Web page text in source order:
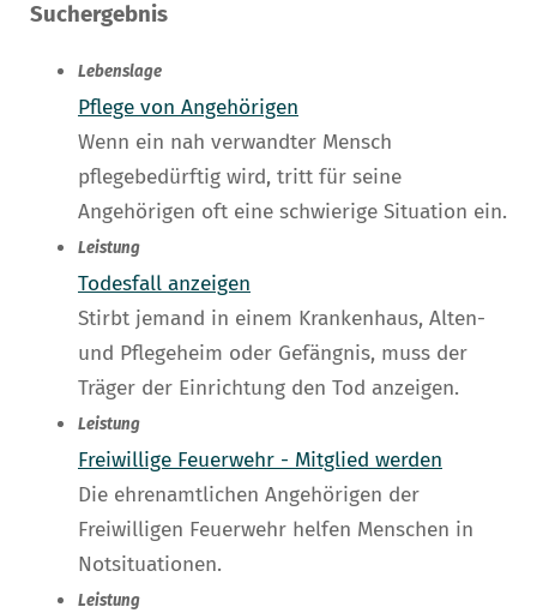
Suchergebnis
Lebenslage
Pflege von Angehörigen
Wenn ein nah verwandter Mensch
pflegebedürftig wird, tritt für seine
Angehörigen oft eine schwierige Situation ein.
Leistung
Todesfall anzeigen
Stirbt jemand in einem Krankenhaus, Alten-
und Pflegeheim oder Gefängnis, muss der
Träger der Einrichtung den Tod anzeigen.
Leistung
Freiwillige Feuerwehr - Mitglied werden
Die ehrenamtlichen Angehörigen der
Freiwilligen Feuerwehr helfen Menschen in
Notsituationen.
Leistung